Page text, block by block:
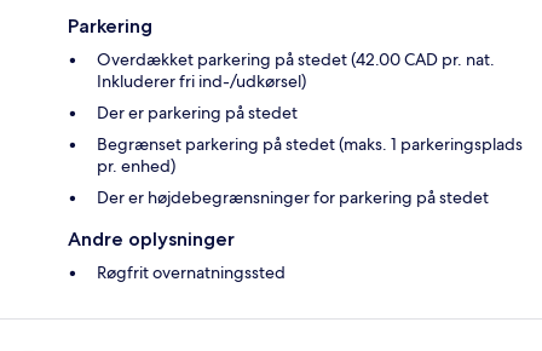
Parkering
Overdækket parkering på stedet (42.00 CAD pr. nat.
Inkluderer fri ind-/udkørsel)
Der er parkering på stedet
Begrænset parkering på stedet (maks. 1 parkeringsplads
pr. enhed)
Der er højdebegrænsninger for parkering på stedet
Andre oplysninger
Røgfrit overnatningssted